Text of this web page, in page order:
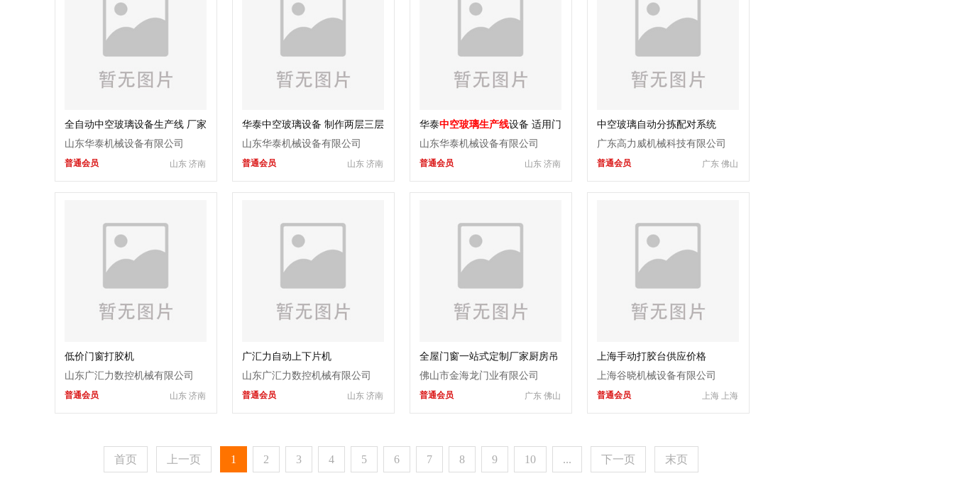
全自动中空玻璃设备生产线 厂家
现货支持定制 华泰机器
山东华泰机械设备有限公司
山东 济南
普通会员
华泰中空玻璃设备 制作两层三层
玻璃机器 立式中空玻璃机
山东华泰机械设备有限公司
山东 济南
普通会员
华泰中空玻璃生产线设备 适用门
窗建筑玻璃
山东华泰机械设备有限公司
山东 济南
普通会员
中空玻璃自动分拣配对系统
广东高力威机械科技有限公司
广东 佛山
普通会员
低价门窗打胶机
山东广汇力数控机械有限公司
山东 济南
普通会员
广汇力自动上下片机
山东广汇力数控机械有限公司
山东 济南
普通会员
全屋门窗一站式定制厂家厨房吊
趟门阳台推拉门厕所门房间门入
户门
佛山市金海龙门业有限公司
广东 佛山
普通会员
上海手动打胶台供应价格
上海谷晓机械设备有限公司
上海 上海
普通会员
首页 上一页 1 2 3 4 5 6 7 8 9 10 ... 下一页 末页